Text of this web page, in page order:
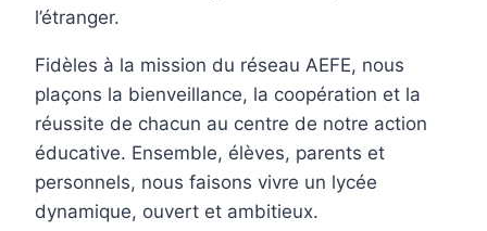
l’étranger.
Fidèles à la mission du réseau AEFE, nous
plaçons la bienveillance, la coopération et la
réussite de chacun au centre de notre action
éducative. Ensemble, élèves, parents et
personnels, nous faisons vivre un lycée
dynamique, ouvert et ambitieux.